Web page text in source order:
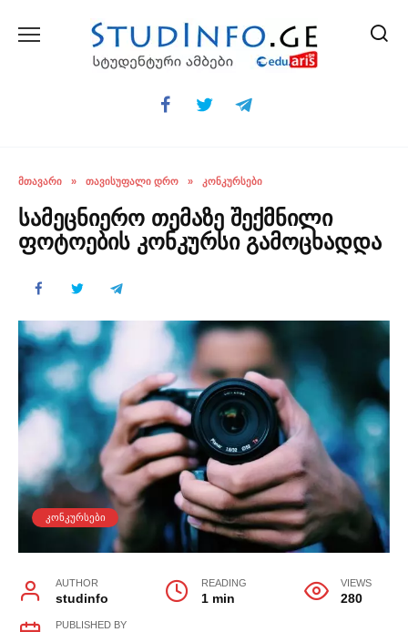
ᲛᲗᲐᲕᲐᲠᲘ » ᲗᲐᲕᲘᲡᲣᲤᲐᲚᲘ ᲓᲠᲝ » ᲙᲝᲜᲙᲣᲠᲡᲔᲑᲘ
სამეცნიერო თემაზე შექმნილი
ფოტოების კონკურსი გამოცხადდა
ᲙᲝᲜᲙᲣᲠᲡᲔᲑᲘ
AUTHOR
studinfo
READING
1 min
VIEWS
280
PUBLISHED BY